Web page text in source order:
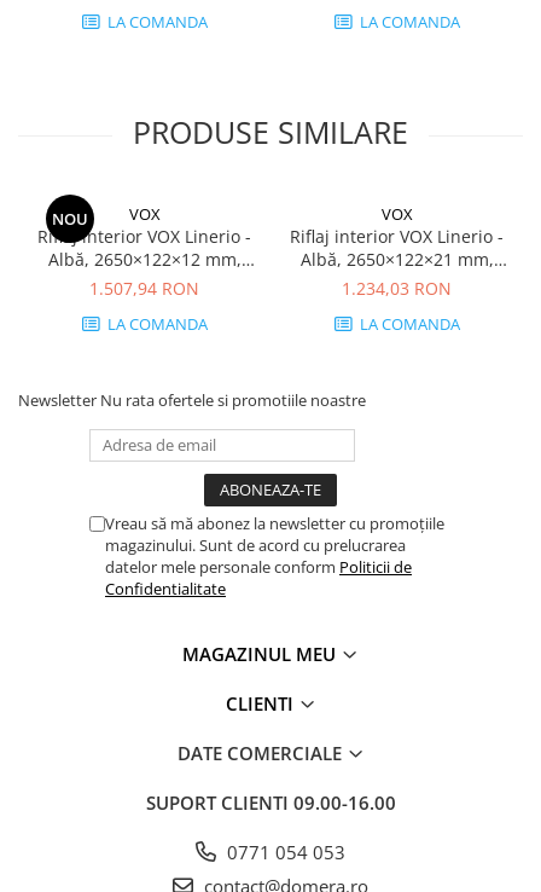
(18 bucăți)
LA COMANDA LA COMANDA
PRODUSE SIMILARE
NOU VOX
Riflaj interior VOX Linerio -
Albă, 2650×122×12 mm,
Polistiren Extrudat XPS, 5.17
1.507,94 RON
LA COMANDA
VOX
Riflaj interior VOX Linerio -
Albă, 2650×122×21 mm,
Polistiren Extrudat XPS, 3.88
1.234,03 RON
LA COMANDA
Newsletter Nu rata ofertele si promotiile noastre
Vreau să mă abonez la newsletter cu promoțiile
magazinului. Sunt de acord cu prelucrarea
datelor mele personale conform Politicii de
Confidentialitate
MAGAZINUL MEU
CLIENTI
DATE COMERCIALE
SUPORT CLIENTI 09.00-16.00
0771 054 053
contact@domera.ro